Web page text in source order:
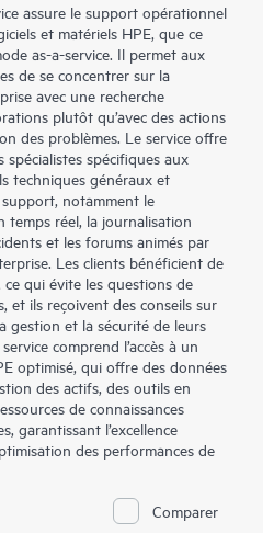
assure le support opérationnel
et matériels HPE, que ce
as-a-service. Il permet aux
de se concentrer sur la
avec une recherche
plutôt qu’avec des actions
des problèmes. Le service offre
spécialistes spécifiques aux
techniques généraux et
notamment le
temps réel, la journalisation
et les forums animés par
Les clients bénéficient de
ce qui évite les questions de
et ils reçoivent des conseils sur
gestion et la sécurité de leurs
comprend l’accès à un
optimisé, qui offre des données
des actifs, des outils en
de connaissances
garantissant l’excellence
des performances de
Comparer